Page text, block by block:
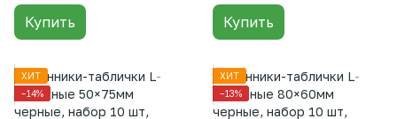
Купить Купить
ХИТ
−14%
ХИТ
−13%